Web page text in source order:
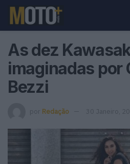
As dez
imaginadas por
Bezzi
por Redação 30 Janeiro,